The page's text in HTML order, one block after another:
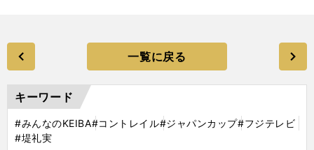
一覧に戻る
キーワード
#みんなのKEIBA#コントレイル#ジャパンカップ#フジテレビ
#堤礼実